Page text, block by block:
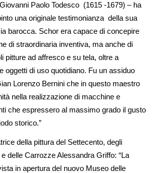
Paolo Todesco (1615 -1679) – ha
una originale testimonianza della sua
barocca. Schor era capace di concepire
di straordinaria inventiva, ma anche di
pitture ad affresco e su tela, oltre a
oggetti di uso quotidiano. Fu un assiduo
Lorenzo Bernini che in questo maestro
nella realizzazione di macchine e
che espressero al massimo grado il gusto
storico.”
della pittura del Settecento, degli
delle Carrozze Alessandra Griffo: “La
in apertura del nuovo Museo delle